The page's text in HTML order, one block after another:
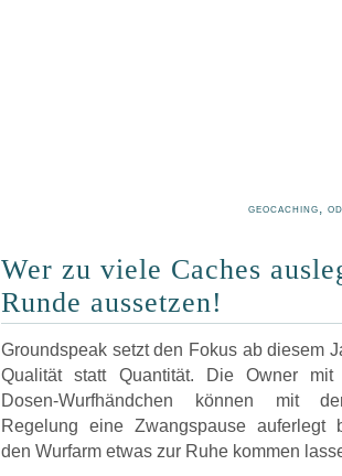
geocaching,
Wer zu viele Caches
Runde aussetzen!
Groundspeak setzt den Fokus ab diesem
Qualität statt Quantität. Die Owner mit
Dosen-Wurfhändchen können mit
Regelung eine Zwangspause auferlegt
den Wurfarm etwas zur Ruhe kommen